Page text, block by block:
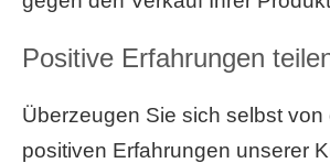
Positive Erfahrungen
Überzeugen Sie sich selbst
positiven Erfahrungen unserer